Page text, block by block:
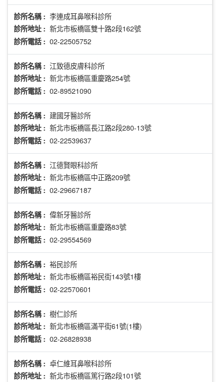
診所名稱 : 李連成耳鼻喉科診所
診所地址 : 新北市板橋區雙十路2段162號
診所電話 : 02-22505752
診所名稱 : 江致德皮膚科診所
診所地址 : 新北市板橋區重慶路254號
診所電話 : 02-89521090
診所名稱 : 建國牙醫診所
診所地址 : 新北市板橋區長江路2段280-13號
診所電話 : 02-22539637
診所名稱 : 江德賢眼科診所
診所地址 : 新北市板橋區中正路209號
診所電話 : 02-29667187
診所名稱 : 偉新牙醫診所
診所地址 : 新北市板橋區重慶路83號
診所電話 : 02-29554569
診所名稱 : 裕民診所
診所地址 : 新北市板橋區裕民街143號1樓
診所電話 : 02-22570601
診所名稱 : 樹仁診所
診所地址 : 新北市板橋區滿平街61號(1樓)
診所電話 : 02-26828938
診所名稱 : 卓仁維耳鼻喉科診所
診所地址 : 新北市板橋區篤行路2段101號